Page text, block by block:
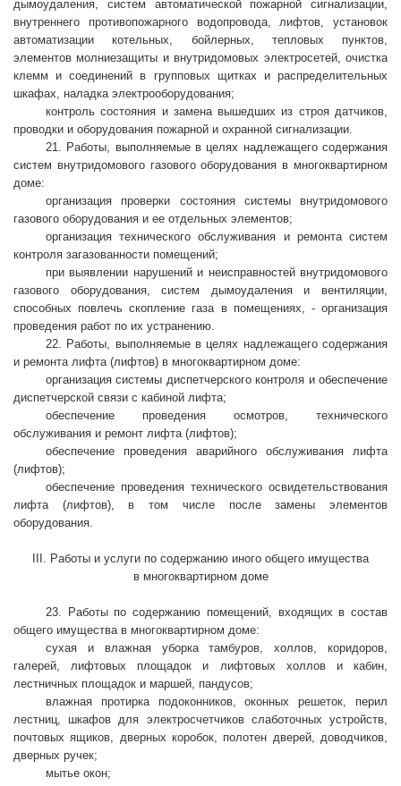
дымоудаления, систем автоматической пожарной сигнализации,
внутреннего противопожарного водопровода, лифтов, установок
автоматизации котельных, бойлерных, тепловых пунктов,
элементов молниезащиты и внутридомовых электросетей, очистка
клемм и соединений в групповых щитках и распределительных
шкафах, наладка электрооборудования;
контроль состояния и замена вышедших из строя датчиков,
проводки и оборудования пожарной и охранной сигнализации.
21. Работы, выполняемые в целях надлежащего содержания
систем внутридомового газового оборудования в многоквартирном
доме:
организация проверки состояния системы внутридомового
газового оборудования и ее отдельных элементов;
организация технического обслуживания и ремонта систем
контроля загазованности помещений;
при выявлении нарушений и неисправностей внутридомового
газового оборудования, систем дымоудаления и вентиляции,
способных повлечь скопление газа в помещениях, - организация
проведения работ по их устранению.
22. Работы, выполняемые в целях надлежащего содержания
и ремонта лифта (лифтов) в многоквартирном доме:
организация системы диспетчерского контроля и обеспечение
диспетчерской связи с кабиной лифта;
обеспечение проведения осмотров, технического
обслуживания и ремонт лифта (лифтов);
обеспечение проведения аварийного обслуживания лифта
(лифтов);
обеспечение проведения технического освидетельствования
лифта (лифтов), в том числе после замены элементов
оборудования.
III. Работы и услуги по содержанию иного общего имущества
в многоквартирном доме
23. Работы по содержанию помещений, входящих в состав
общего имущества в многоквартирном доме:
сухая и влажная уборка тамбуров, холлов, коридоров,
галерей, лифтовых площадок и лифтовых холлов и кабин,
лестничных площадок и маршей, пандусов;
влажная протирка подоконников, оконных решеток, перил
лестниц, шкафов для электросчетчиков слаботочных устройств,
почтовых ящиков, дверных коробок, полотен дверей, доводчиков,
дверных ручек;
мытье окон;